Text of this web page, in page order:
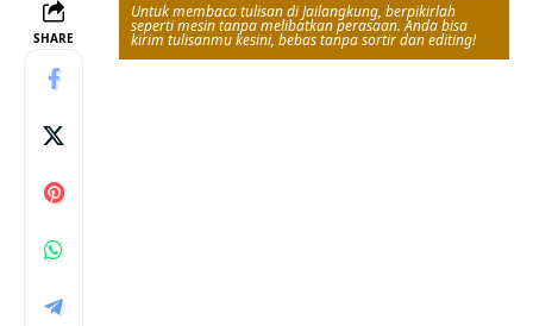
SHARE
Untuk membaca tulisan di Jailangkung, berpikirlah
seperti mesin tanpa melibatkan perasaan. Anda bisa
kirim tulisanmu kesini, bebas tanpa sortir dan editing!